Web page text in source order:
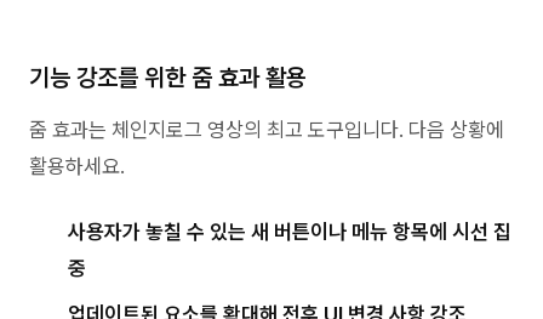
기능 강조를 위한 줌 효과 활용
줌 효과는 체인지로그 영상의 최고 도구입니다. 다음 상황에
활용하세요.
사용자가 놓칠 수 있는 새 버튼이나 메뉴 항목에 시선 집
중
업데이트된 요소를 확대해 전후 UI 변경 사항 강조